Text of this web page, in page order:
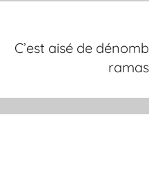
C’est aisé de